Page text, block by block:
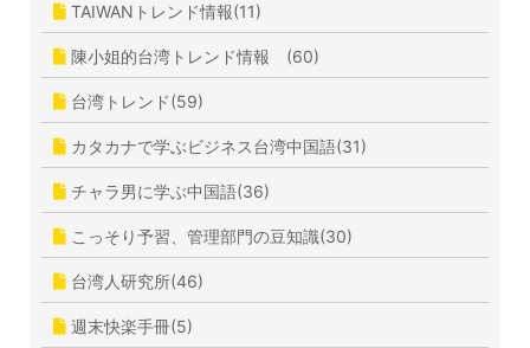
TAIWANトレンド情報(11)
陳小姐的台湾トレンド情報 (60)
台湾トレンド(59)
カタカナで学ぶビジネス台湾中国語(31)
チャラ男に学ぶ中国語(36)
こっそり予習、管理部門の豆知識(30)
台湾人研究所(46)
週末快楽手冊(5)